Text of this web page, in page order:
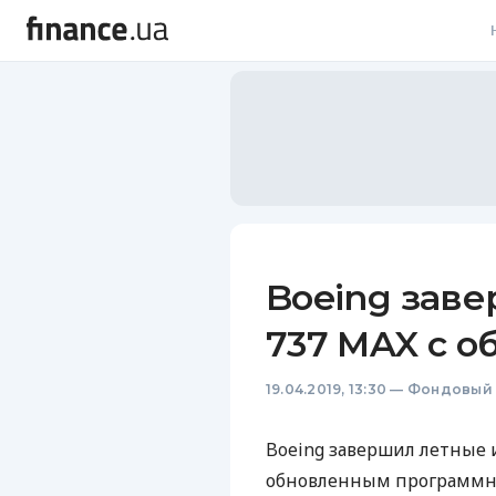
Boeing
737 MAX c
19.04.2019, 13:30 — Фондовый
Boeing завершил
обновленным